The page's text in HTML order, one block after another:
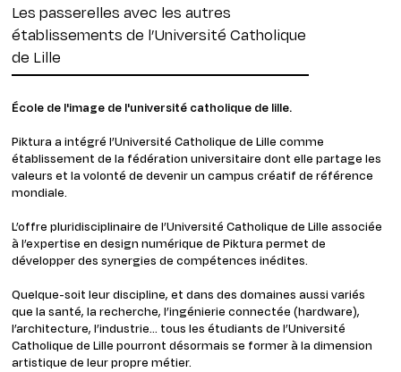
Les passerelles avec les autres
établissements de l’Université Catholique
de Lille
École de l'image de l'université catholique de lille.
Piktura a intégré l’Université Catholique de Lille comme
établissement de la fédération universitaire dont elle partage les
valeurs et la volonté de devenir un campus créatif de référence
mondiale.
L’offre pluridisciplinaire de l’Université Catholique de Lille associée
à l’expertise en design numérique de Piktura permet de
développer des synergies de compétences inédites.
Quelque-soit leur discipline, et dans des domaines aussi variés
que la santé, la recherche, l’ingénierie connectée (hardware),
l’architecture, l’industrie… tous les étudiants de l’Université
Catholique de Lille pourront désormais se former à la dimension
artistique de leur propre métier.